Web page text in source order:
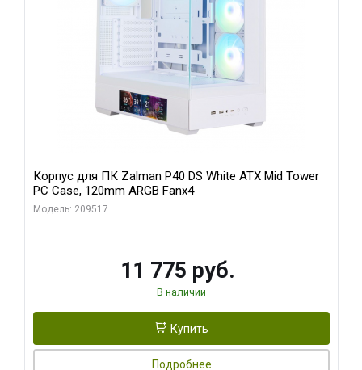
Корпус для ПК Zalman P40 DS White ATX Mid Tower
PC Case, 120mm ARGB Fanx4
Модель: 209517
11 775 руб.
В наличии
Купить
Подробнее